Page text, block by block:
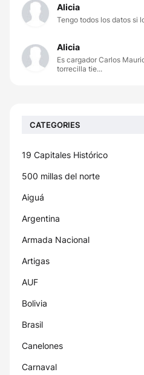
Alicia
Tengo todos los datos si
Alicia
Es cargador Carlos
torrecilla tie...
CATEGORIES
19 Capitales Histórico
500 millas del norte
Aiguá
Argentina
Armada Nacional
Artigas
AUF
Bolivia
Brasil
Canelones
Carnaval